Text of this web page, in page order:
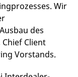
Wir
des
Client
Vorstands.
folgt, bei der
sich vermutlich um
Referenzcode für
Domain handelt, die
Cookie-Name ist
der Open-Source-
verbunden. Er wird
Benutzereinstellungen
für in Websites
Videos zu verfolgen.
Es kann auch
bestimmen, ob der
Website-Besucher die
neue oder alte Version
Oberfläche